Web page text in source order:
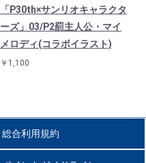
「P30th×サンリオキャラクタ
ーズ」03/P2罰主人公・マイ
メロディ(コラボイラスト)
￥1,100
総合利用規約